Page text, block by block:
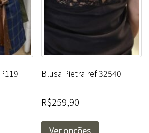
Blusa Pietra ref 32540
R$259,90
Ver opções